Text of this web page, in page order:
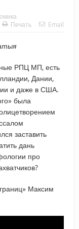
Печать
Email
РПЦ МП, есть
Дании,
и даже в США.
была
заставить
дань
про
Максим